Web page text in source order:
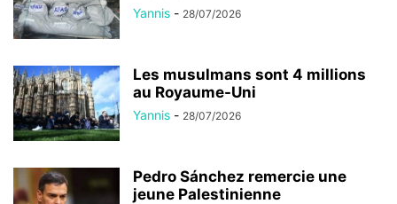
Yannis - 28/07/2026
Les musulmans sont 4 millions
au Royaume-Uni
Yannis - 28/07/2026
Pedro Sánchez remercie une
jeune Palestinienne